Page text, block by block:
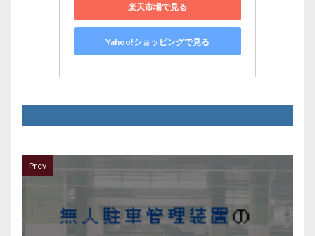
楽天市場で見る
Yahoo!ショッピングで見る
Prev